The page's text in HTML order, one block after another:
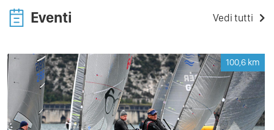
Eventi Vedi tutti
100,6 km